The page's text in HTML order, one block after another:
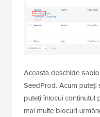
Aceasta deschide
SeedProd. Acum
puteți înlocui conținutul
mai multe blocuri